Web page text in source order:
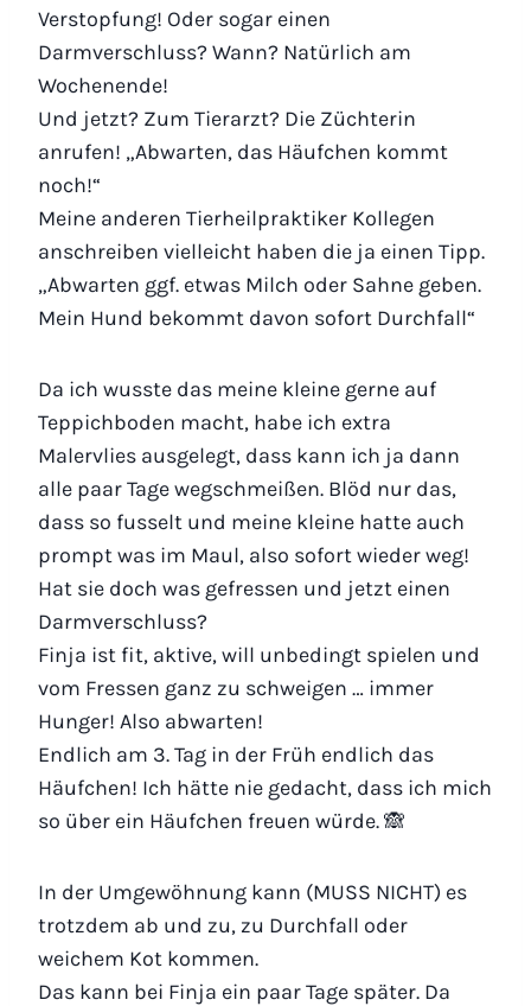
Verstopfung! Oder sogar einen
Darmverschluss? Wann? Natürlich am
Wochenende!
Und jetzt? Zum Tierarzt? Die Züchterin
anrufen! „Abwarten, das Häufchen kommt
noch!“
Meine anderen Tierheilpraktiker Kollegen
anschreiben vielleicht haben die ja einen Tipp.
„Abwarten ggf. etwas Milch oder Sahne geben.
Mein Hund bekommt davon sofort Durchfall“
Da ich wusste das meine kleine gerne auf
Teppichboden macht, habe ich extra
Malervlies ausgelegt, dass kann ich ja dann
alle paar Tage wegschmeißen. Blöd nur das,
dass so fusselt und meine kleine hatte auch
prompt was im Maul, also sofort wieder weg!
Hat sie doch was gefressen und jetzt einen
Darmverschluss?
Finja ist fit, aktive, will unbedingt spielen und
vom Fressen ganz zu schweigen … immer
Hunger! Also abwarten!
Endlich am 3. Tag in der Früh endlich das
Häufchen! Ich hätte nie gedacht, dass ich mich
so über ein Häufchen freuen würde. 🙈
In der Umgewöhnung kann (MUSS NICHT) es
trotzdem ab und zu, zu Durchfall oder
weichem Kot kommen.
Das kann bei Finja ein paar Tage später. Da